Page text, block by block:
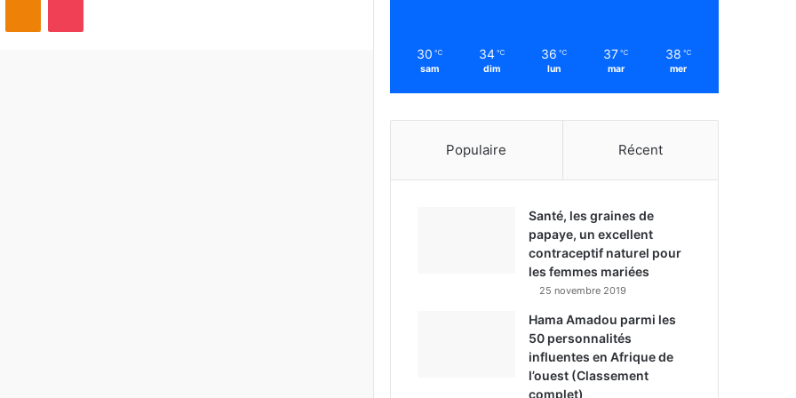
30 ℃
sam
34 ℃
dim
36 ℃
lun
37 ℃
mar
38 ℃
mer
Populaire Récent
Santé, les graines de
papaye, un excellent
contraceptif naturel pour
les femmes mariées
25 novembre 2019
Hama Amadou parmi les
50 personnalités
influentes en Afrique de
l’ouest (Classement
complet)